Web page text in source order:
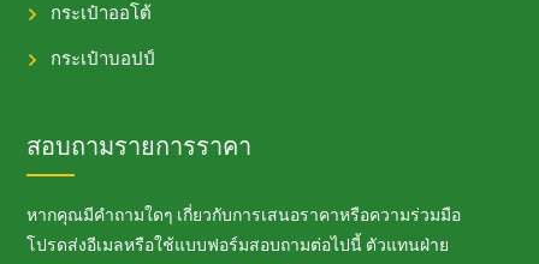
กระเป๋าออโต้
กระเป๋าบอปป์
สอบถามรายการราคา
หากคุณมีคำถามใดๆ เกี่ยวกับการเสนอราคาหรือความร่วมมือ
โปรดส่งอีเมลหรือใช้แบบฟอร์มสอบถามต่อไปนี้ ตัวแทนฝ่าย